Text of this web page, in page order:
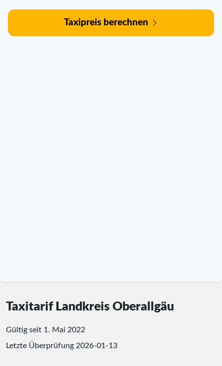
Taxipreis berechnen
Taxitarif Landkreis Oberallgäu
Gültig seit 1. Mai 2022
Letzte Überprüfung 2026-01-13